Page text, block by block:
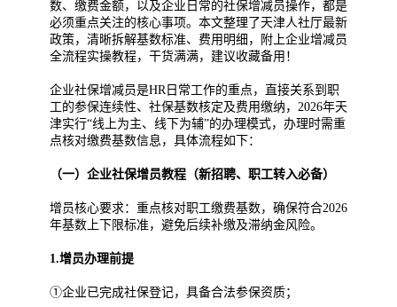
数、缴费金额，以及企业日常的社保增减员操作，都是
必须重点关注的核心事项。本文整理了天津人社厅最新
政策，清晰拆解基数标准、费用明细，附上企业增减员
全流程实操教程，干货满满，建议收藏备用！
企业社保增减员是HR日常工作的重点，直接关系到职
工的参保连续性、社保基数核定及费用缴纳，2026年天
津实行“线上为主、线下为辅”的办理模式，办理时需重
点核对缴费基数信息，具体流程如下：
（一）企业社保增员教程（新招聘、职工转入必备）
增员核心要求：重点核对职工缴费基数，确保符合2026
年基数上下限标准，避免后续补缴及滞纳金风险。
1.增员办理前提
①企业已完成社保登记，具备合法参保资质；